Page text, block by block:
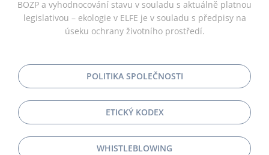
BOZP a vyhodnocování stavu v souladu s aktuálně platnou
legislativou – ekologie v ELFE je v souladu s předpisy na
úseku ochrany životního prostředí.
POLITIKA SPOLEČNOSTI
ETICKÝ KODEX
WHISTLEBLOWING